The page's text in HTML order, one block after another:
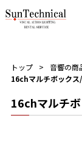
トップ 音響の商
16chマルチボック
16chマルチ